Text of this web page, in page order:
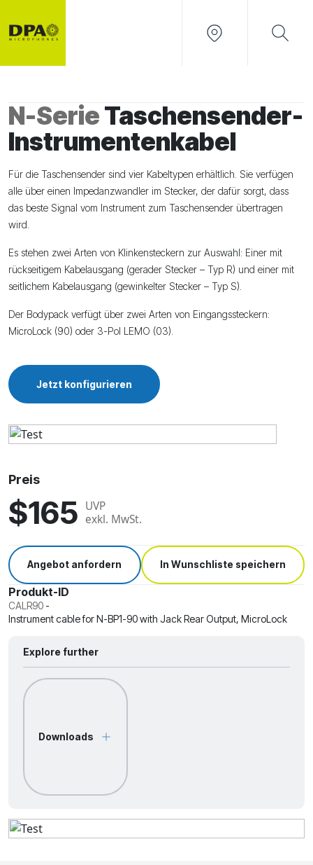
N-SerieTaschensender-
Instrumentenkabel
Für die Taschensender sind vier Kabeltypen erhältlich. Sie verfügen
alle über einen Impedanzwandler im Stecker, der dafür sorgt, dass
das beste Signal vom Instrument zum Taschensender übertragen
wird.
Es stehen zwei Arten von Klinkensteckern zur Auswahl: Einer mit
rückseitigem Kabelausgang (gerader Stecker – Typ R) und einer mit
seitlichem Kabelausgang (gewinkelter Stecker – Typ S).
Der Bodypack verfügt über zwei Arten von Eingangssteckern:
MicroLock (90) oder 3-Pol LEMO (03).
Jetzt konfigurieren
Preis
$165 UVP
exkl. MwSt.
Angebot anfordern In Wunschliste speichern
Produkt-ID
CALR90 -
Instrument cable for N-BP1-90 with Jack Rear Output, MicroLock
Explore further
Downloads